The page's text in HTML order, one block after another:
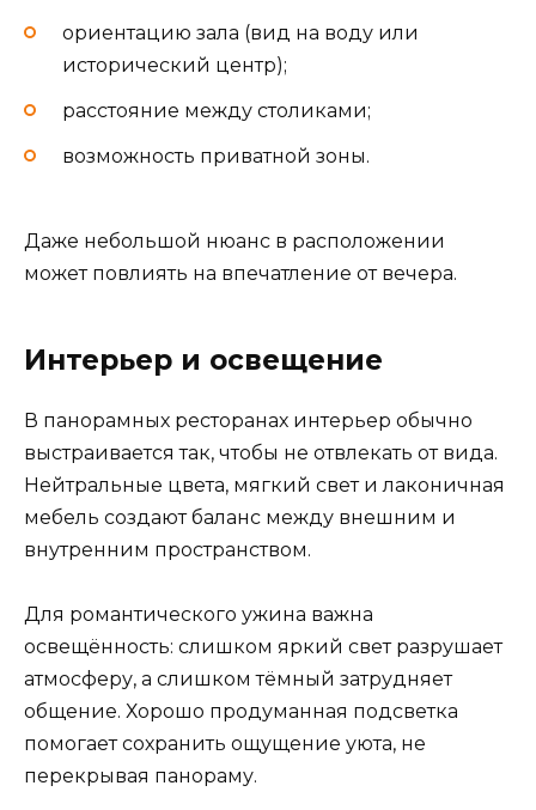
ориентацию зала (вид на воду или
исторический центр);
расстояние между столиками;
возможность приватной зоны.
Даже небольшой нюанс в расположении
может повлиять на впечатление от вечера.
Интерьер и освещение
В панорамных ресторанах интерьер обычно
выстраивается так, чтобы не отвлекать от вида.
Нейтральные цвета, мягкий свет и лаконичная
мебель создают баланс между внешним и
внутренним пространством.
Для романтического ужина важна
освещённость: слишком яркий свет разрушает
атмосферу, а слишком тёмный затрудняет
общение. Хорошо продуманная подсветка
помогает сохранить ощущение уюта, не
перекрывая панораму.